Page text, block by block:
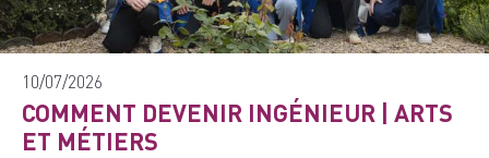
10/07/2026
COMMENT DEVENIR INGÉNIEUR | ARTS
ET MÉTIERS